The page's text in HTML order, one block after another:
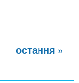
остання »